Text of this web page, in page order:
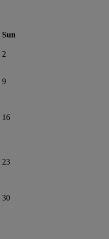
Sun
2
9
16
23
30